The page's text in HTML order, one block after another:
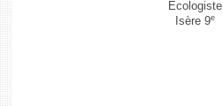
Écologiste
Isère 9e